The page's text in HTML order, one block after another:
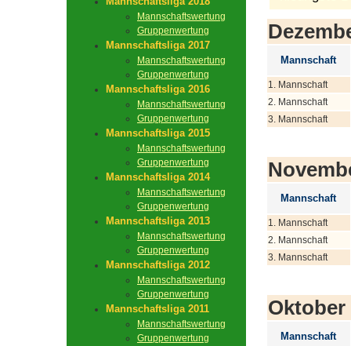
Mannschaftswertung
Gruppenwertung
Mannschaftsliga 2017
Mannschaftswertung
Gruppenwertung
Mannschaftsliga 2016
Mannschaftswertung
Gruppenwertung
Mannschaftsliga 2015
Mannschaftswertung
Gruppenwertung
Mannschaftsliga 2014
Mannschaftswertung
Gruppenwertung
Mannschaftsliga 2013
Mannschaftswertung
Gruppenwertung
Mannschaftsliga 2012
Mannschaftswertung
Gruppenwertung
Mannschaftsliga 2011
Mannschaftswertung
Gruppenwertung
Mannschaft
1. Mannschaft
2. Mannschaft
3. Mannschaft
Mannschaft
1. Mannschaft
2. Mannschaft
3. Mannschaft
Oktober
Mannschaft